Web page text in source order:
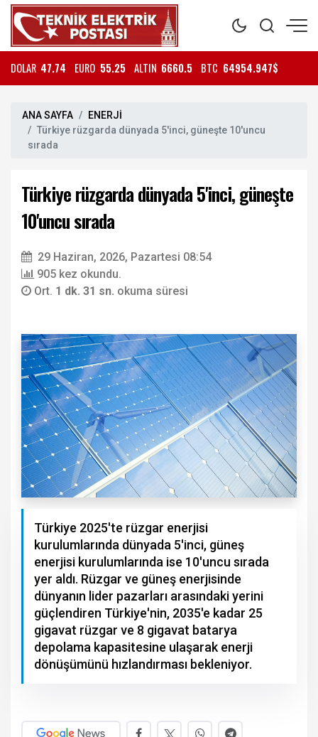
DOLAR 47.74 EURO 55.25 ALTIN 6660.5 BTC 64954.947$
ANA SAYFA
ENERJİ
Türkiye rüzgarda dünyada 5'inci, güneşte 10'uncu
sırada
Türkiye rüzgarda dünyada 5'inci, güneşte
10'uncu sırada
29 Haziran, 2026, Pazartesi 08:54
905 kez okundu.
Ort. 1 dk. 31 sn. okuma süresi
Türkiye 2025'te rüzgar enerjisi
kurulumlarında dünyada 5'inci, güneş
enerjisi kurulumlarında ise 10'uncu sırada
yer aldı. Rüzgar ve güneş enerjisinde
dünyanın lider pazarları arasındaki yerini
güçlendiren Türkiye'nin, 2035'e kadar 25
gigavat rüzgar ve 8 gigavat batarya
depolama kapasitesine ulaşarak enerji
dönüşümünü hızlandırması bekleniyor.